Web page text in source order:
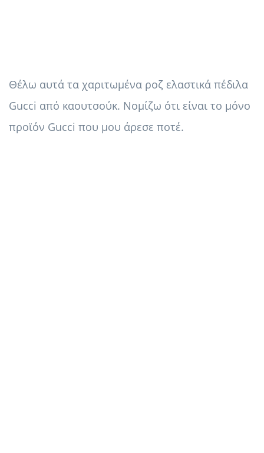
Θέλω αυτά τα χαριτωμένα ροζ ελαστικά πέδιλα
Gucci από καουτσούκ. Νομίζω ότι είναι το μόνο
προϊόν Gucci που μου άρεσε ποτέ.